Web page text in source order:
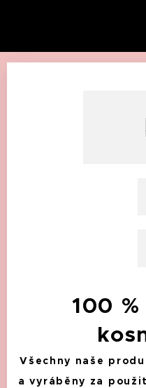
100
Všechny naše
a vyráběny za